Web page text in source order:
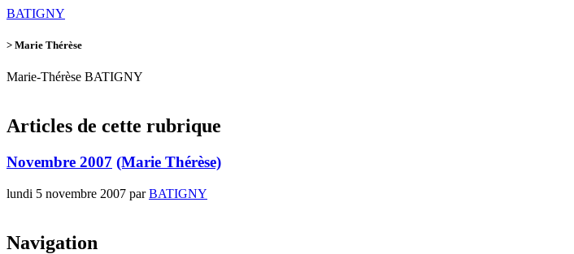
BATIGNY
> Marie Thérèse
Marie-Thérèse BATIGNY
Articles de cette rubrique
Novembre 2007 (Marie Thérèse)
lundi 5 novembre 2007 parBATIGNY
Navigation